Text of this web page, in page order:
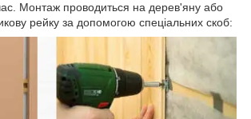
Монтаж проводиться на дерев'яну або
рейку за допомогою спеціальних скоб: